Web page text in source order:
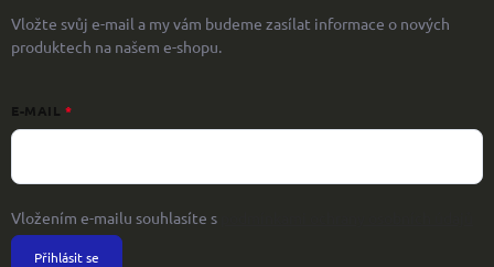
Vložte svůj e-mail a my vám budeme zasílat informace o nových
produktech na našem e-shopu.
E-MAIL
Vložením e-mailu souhlasíte s
Přihlásit se